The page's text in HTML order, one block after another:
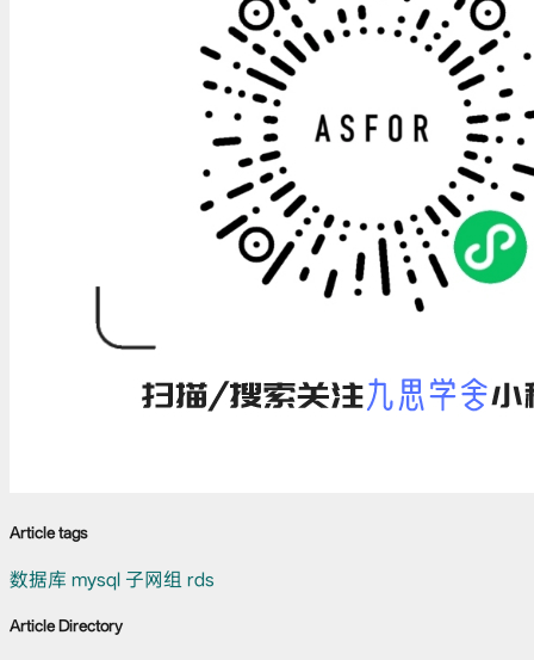
Article tags
数据库 mysql 子网组 rds
Article Directory